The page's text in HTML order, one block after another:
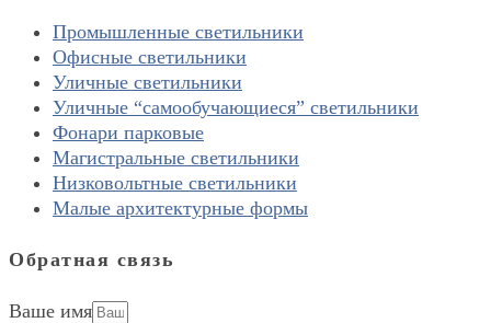
Промышленные светильники
Офисные светильники
Уличные светильники
Уличные “самообучающиеся” светильники
Фонари парковые
Магистральные светильники
Низковольтные светильники
Малые архитектурные формы
Обратная связь
Ваше имя